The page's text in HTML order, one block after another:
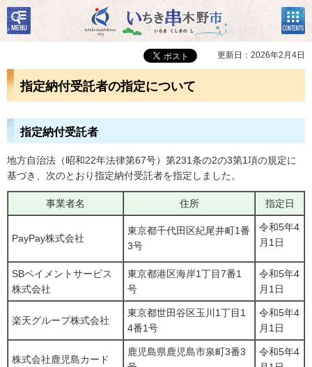
いちき串木野市
検
索・
共通
コン
テン
ツメ
ニュ
更新日：2026年2月4日
指定納付受託者の指定について
指定納付受託者
地方自治法（昭和22年法律第67号）第231条の2の3第1項の規定に
基づき、次のとおり指定納付受託者を指定しました。
事業者名 住所 指定日
PayPay株式会社
東京都千代田区紀尾井町1番
3号
令和5年4
月1日
SBペイメントサービス
株式会社
東京都港区海岸1丁目7番1
号
令和5年4
月1日
楽天グループ株式会社
東京都世田谷区玉川1丁目1
4番1号
令和5年4
月1日
株式会社鹿児島カード
鹿児島県鹿児島市泉町3番3
令和5年4